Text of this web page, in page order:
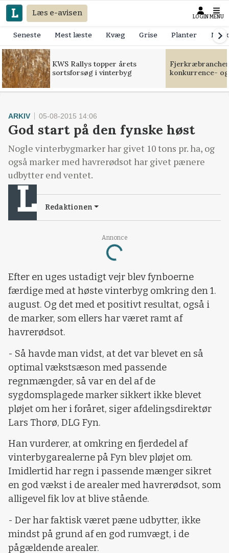
Læs e-avisen LOGIN MENU
Seneste Mest læste Kvæg Grise Planter
KWS Rallys topper årets
sortsforsøg i vinterbyg
konkurrence-
Annonce
Loading...
ARKIV 05-08-2015 14:06
God start på den fynske høst
Nogle vinterbygmarker har givet 10 tons pr. ha, og
også marker med havrerødsot har givet pænere
udbytter end ventet.
Redaktionen
Efter en uges ustadigt vejr blev fynboerne
færdige med at høste vinterbyg omkring den 1.
august. Og det med et positivt resultat, også i
de marker, som ellers har været ramt af
havrerødsot.
- Så havde man vidst, at det var blevet en så
optimal vækstsæson med passende
regnmængder, så var en del af de
sygdomsplagede marker sikkert ikke blevet
pløjet om her i foråret, siger afdelingsdirektør
Lars Thorø, DLG Fyn.
Han vurderer, at omkring en fjerdedel af
vinterbygarealerne på Fyn blev pløjet om.
Imidlertid har regn i passende mænger sikret
en god vækst i de arealer med havrerødsot, som
alligevel fik lov at blive stående.
- Der har faktisk været pæne udbytter, ikke
mindst på grund af en god rumvægt, i de
pågældende arealer.